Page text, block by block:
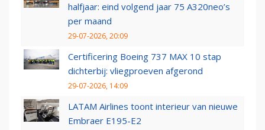
halfjaar: eind volgend jaar 75 A320neo’s
per maand
29-07-2026, 20:09
Certificering Boeing 737 MAX 10 stap
dichterbij: vliegproeven afgerond
29-07-2026, 14:09
LATAM Airlines toont interieur van nieuwe
Embraer E195-E2